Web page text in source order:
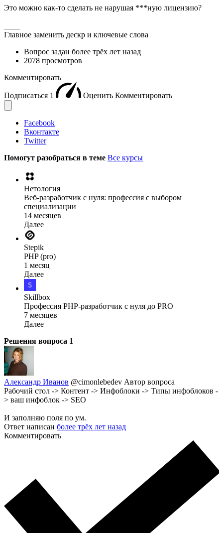
Это можно как-то сделать не нарушая ***ную лицензию?
Главное заменить дескр и ключевые слова
Вопрос задан более трёх лет назад
2078 просмотров
Комментировать
Подписаться 1 Оценить Комментировать
Facebook
Вконтакте
Twitter
Помогут разобраться в теме Все курсы
Нетология
Веб-разработчик с нуля: профессия с выбором
специализации
14 месяцев
Далее
Stepik
PHP (pro)
1 месяц
Далее
Skillbox
Профессия PHP-разработчик с нуля до PRO
7 месяцев
Далее
Решения вопроса 1
Александр Иванов @cimonlebedev Автор вопроса
Рабочий стол -> Контент -> Инфоблоки -> Типы инфоблоков -
> ваш инфоблок -> SEO
И заполняю поля по ум.
Ответ написан более трёх лет назад
Комментировать